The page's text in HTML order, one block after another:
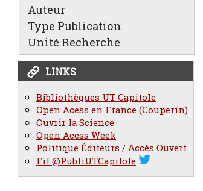
Auteur
Type Publication
Unité Recherche
LINKS
Bibliothèques UT Capitole
Open Acess en France (Couperin)
Ouvrir la Science
Open Acess Week
Politique Éditeurs / Accès Ouvert
Fil @PubliUTCapitole